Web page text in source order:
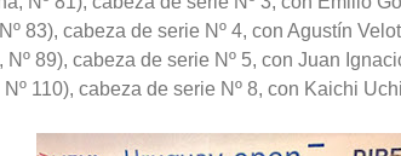
83), cabeza de serie Nº 4, con Agustín
89), cabeza de serie Nº 5, con Juan
110), cabeza de serie Nº 8, con Kaichi